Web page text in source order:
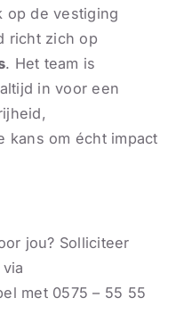
op de vestiging
richt zich op
. Het team is
in voor een
kans om écht impact
jou? Solliciteer
met 0575 – 55 55